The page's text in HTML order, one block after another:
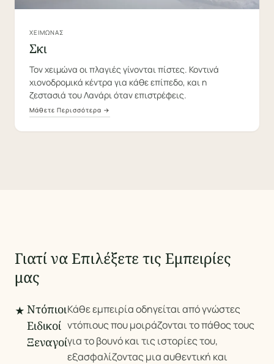
ΧΕΙΜΏΝΑΣ
Σκι
Τον χειμώνα οι πλαγιές γίνονται πίστες. Κοντινά
χιονοδρομικά κέντρα για κάθε επίπεδο, και η
ζεστασιά του Λανάρι όταν επιστρέφεις.
Μάθετε Περισσότερα →
Γιατί να Επιλέξετε τις Εμπειρίες
μας
★ Ντόπιοι
Ειδικοί
Ξεναγοί
Κάθε εμπειρία οδηγείται από γνώστες
ντόπιους που μοιράζονται το πάθος τους
για το βουνό και τις ιστορίες του,
εξασφαλίζοντας μια αυθεντική και